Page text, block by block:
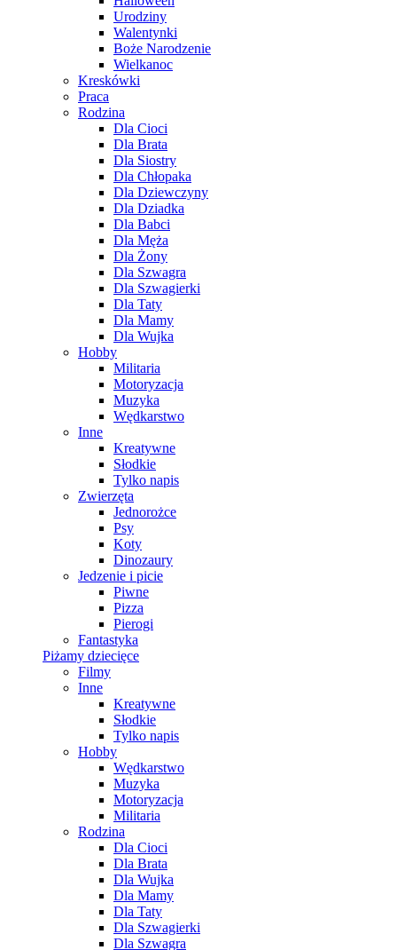
Urodziny
Walentynki
Boże Narodzenie
Wielkanoc
Kreskówki
Praca
Rodzina
Dla Cioci
Dla Brata
Dla Siostry
Dla Chłopaka
Dla Dziewczyny
Dla Dziadka
Dla Babci
Dla Męża
Dla Żony
Dla Szwagra
Dla Szwagierki
Dla Taty
Dla Mamy
Dla Wujka
Hobby
Militaria
Motoryzacja
Muzyka
Wędkarstwo
Inne
Kreatywne
Słodkie
Tylko napis
Zwierzęta
Jednorożce
Psy
Koty
Dinozaury
Jedzenie i picie
Piwne
Pizza
Pierogi
Fantastyka
Piżamy dziecięce
Filmy
Inne
Kreatywne
Słodkie
Tylko napis
Hobby
Wędkarstwo
Muzyka
Motoryzacja
Militaria
Rodzina
Dla Cioci
Dla Brata
Dla Wujka
Dla Mamy
Dla Taty
Dla Szwagierki
Dla Szwagra